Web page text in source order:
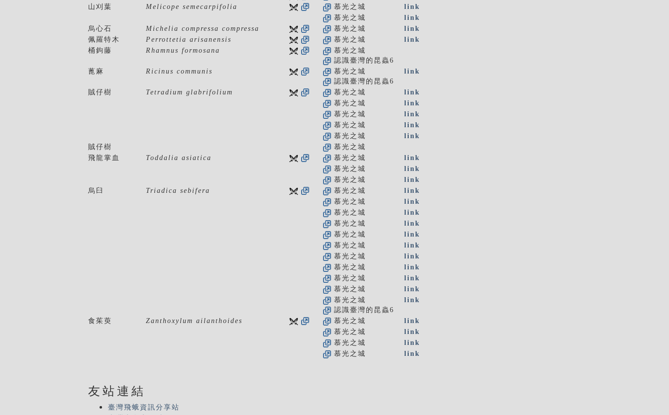
山刈葉
Melicope semecarpifolia 慕光之城
link
慕光之城
link
烏心石
Michelia compressa compressa 慕光之城
link
佩羅特木
Perrottetia arisanensis 慕光之城
link
桶鉤藤
Rhamnus formosana
慕光之城
認識臺灣的昆蟲6
蓖麻
Ricinus communis 慕光之城
link
認識臺灣的昆蟲6
賊仔樹
Tetradium glabrifolium 慕光之城
link
慕光之城
link
慕光之城
link
慕光之城
link
慕光之城
link
賊仔樹
慕光之城
飛龍掌血
Toddalia asiatica 慕光之城
link
慕光之城
link
慕光之城
link
烏臼
Triadica sebifera 慕光之城
link
慕光之城
link
慕光之城
link
慕光之城
link
慕光之城
link
慕光之城
link
慕光之城
link
慕光之城
link
慕光之城
link
慕光之城
link
慕光之城
link
認識臺灣的昆蟲6
食茱萸
Zanthoxylum ailanthoides 慕光之城
link
慕光之城
link
慕光之城
link
慕光之城
link
友站連結
臺灣飛蛾資訊分享站